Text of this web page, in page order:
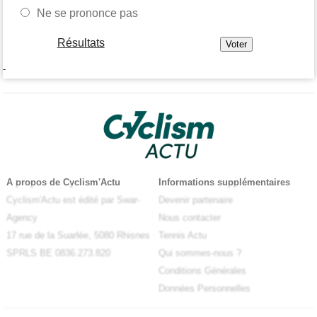
Ne se prononce pas
Résultats
-
A propos de Cyclism'Actu
Cyclism'Actu est édité par Swar-
Agency
17 rue de la Suarlée, 5080 Rhisnes
SPRLS BE 0836.273.820
Informations supplémentaires
Devenir partenaire
Nous contacter
Tennis Actu
Qui sommes-nous ?
Conditions Générales
Données Personnelles